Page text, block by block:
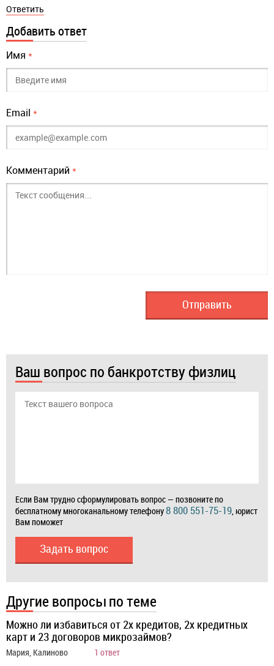
Ответить
Добавить ответ
Имя *
Email *
Комментарий *
Ваш вопрос по банкротству физлиц
Если Вам трудно сформулировать вопрос — позвоните по
бесплатному многоканальному телефону8 800 551-75-19, юрист
Вам поможет
Задать вопрос
Другие вопросы по теме
Можно ли избавиться от 2х кредитов, 2х кредитных
карт и 23 договоров микрозаймов?
Мария, Калиново 1 ответ